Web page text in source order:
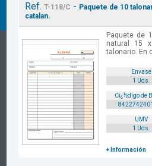
Ref. T-118/C - Paquete de 10
catalan.
Paquete de
natural 15
talonario. En
Envase
1 Uds.
Cï¿½digo de
UMV
1 Uds.
+ Información